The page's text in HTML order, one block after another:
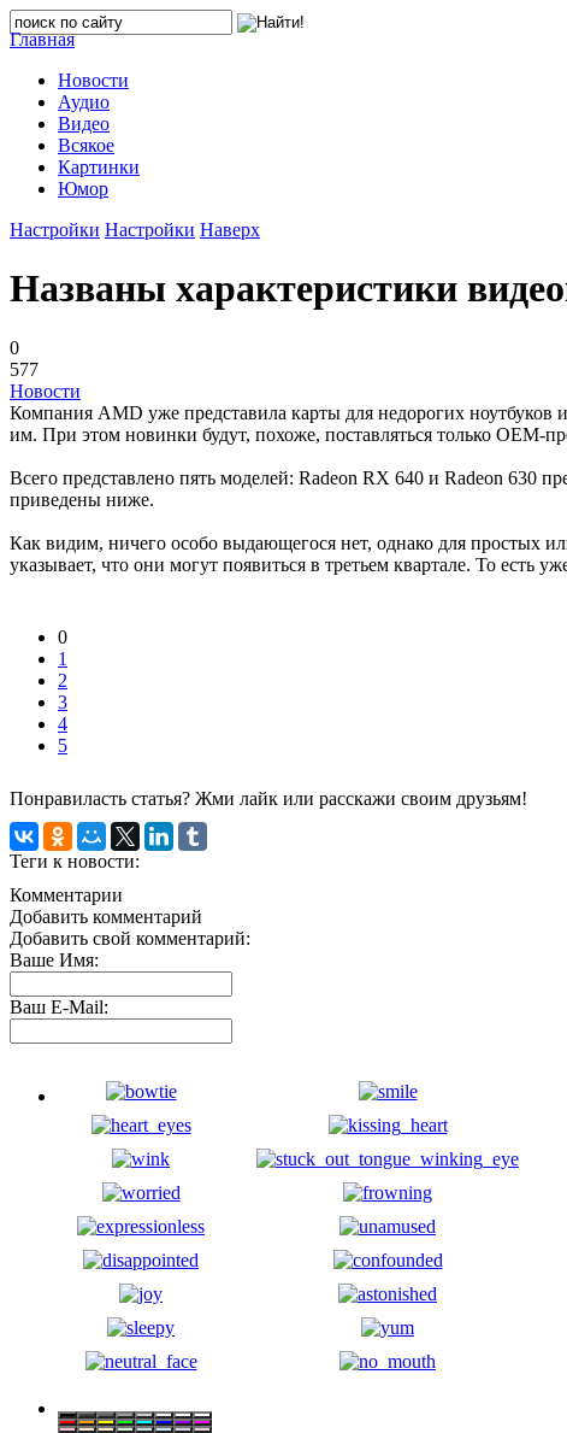
Главная
Новости
Аудио
Видео
Всякое
Картинки
Юмор
Настройки Настройки Наверх
Названы характеристики
0
577
Новости
Компания AMD уже представила карты для недорогих
им. При этом новинки будут, похоже, поставляться только OEM-
Всего представлено пять моделей: Radeon RX 640 и Radeon 630
приведены ниже.
Как видим, ничего особо выдающегося нет, однако для простых
указывает, что они могут появиться в третьем квартале. То есть
0
1
2
3
4
5
Понравиласть статья? Жми лайк или расскажи своим друзьям!
Теги к новости:
Комментарии
Добавить комментарий
Добавить свой комментарий:
Ваше Имя:
Ваш E-Mail: